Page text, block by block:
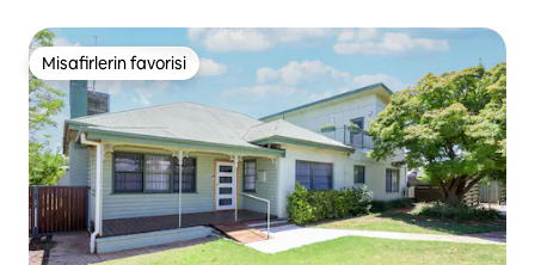
Misafirlerin favorisi
Misafirlerin favorisi